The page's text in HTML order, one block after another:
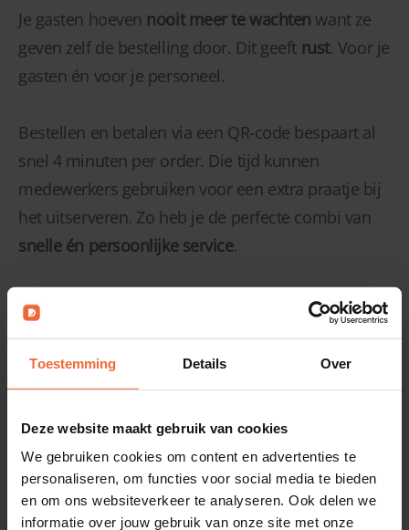
Toestemming Details Over
Deze website maakt gebruik van cookies
We gebruiken cookies om content en advertenties te
personaliseren, om functies voor social media te bieden
en om ons websiteverkeer te analyseren. Ook delen we
informatie over jouw gebruik van onze site met onze
Je gasten hoeven nooit meer te wachten want ze
geven zelf de bestelling door. Dit geeft rust. Voor je
gasten én voor je personeel.
Bestellen en betalen via een QR-code bespaart al
snel 4 minuten per order. Die tijd kunnen
medewerkers gebruiken voor een extra praatje bij
het uitserveren. Zo heb je de perfecte combi van
snelle én persoonlijke service.
Demo aanvragen